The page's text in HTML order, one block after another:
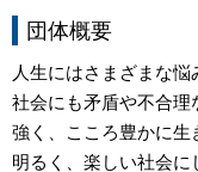
団体概要
人生にはさまざまな悩
社会にも矛盾や不合理
強く、こころ豊かに生
明るく、楽しい社会に